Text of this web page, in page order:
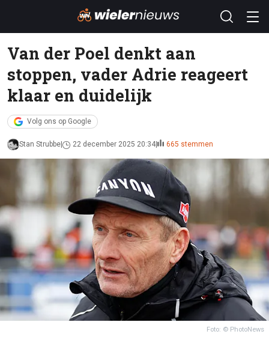
Van der Poel denkt aan
stoppen, vader Adrie reageert
klaar en duidelijk
Volg ons op Google
Stan Strubbe 22 december 2025 20:34 665 stemmen
Foto: © PhotoNews